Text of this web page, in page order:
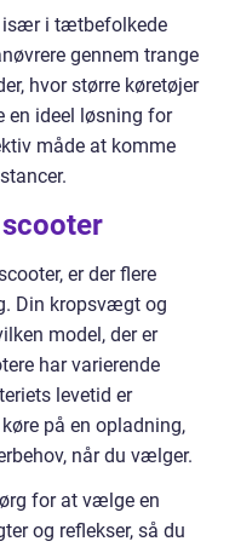
især i tætbefolkede
gennem trange
hvor større køretøjer
en ideel løsning for
måde at komme
er der flere
Din kropsvægt og
model, der er
har varierende
levetid er
på en opladning,
når du vælger.
for at vælge en
og reflekser, så du